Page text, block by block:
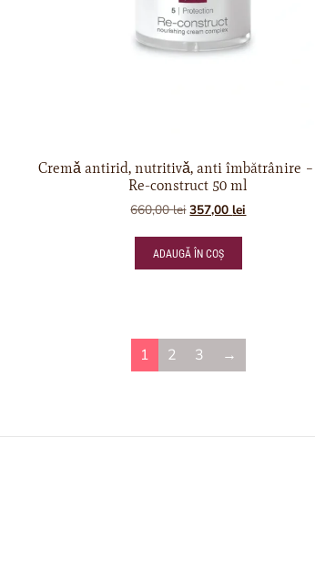
Cremǎ antirid, nutritivǎ, anti îmbătrânire
Re-construct 50 ml
660,00lei 357,00lei
ADAUGĂ ÎN COȘ
1 2 3 →